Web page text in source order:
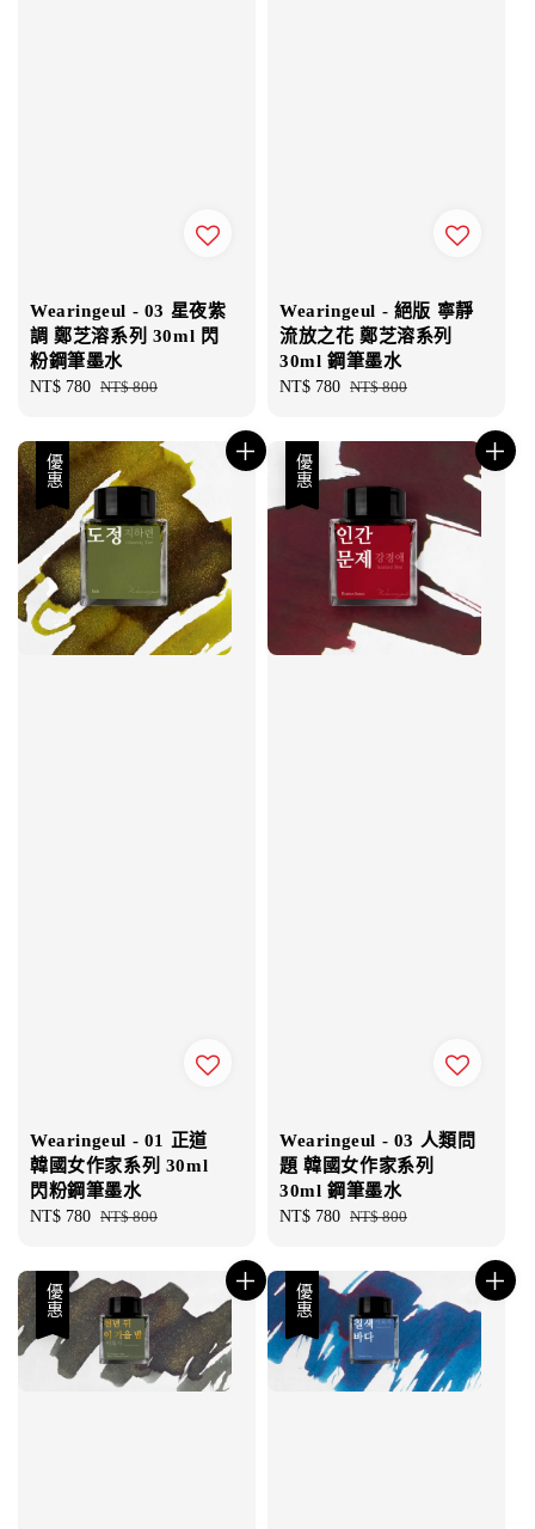
Wearingeul - 03 星夜紫
調 鄭芝溶系列 30ml 閃
粉鋼筆墨水
Sale
NT$ 780 Regular
NT$ 800
Wearingeul - 絕版 寧靜
流放之花 鄭芝溶系列
30ml 鋼筆墨水
Sale
NT$ 780 Regular
NT$ 800
優惠
Wearingeul - 01 正道
韓國女作家系列 30ml
閃粉鋼筆墨水
Sale
NT$ 780 Regular
NT$ 800
優惠
Wearingeul - 03 人類問
題 韓國女作家系列
30ml 鋼筆墨水
Sale
NT$ 780 Regular
NT$ 800
優惠 優惠